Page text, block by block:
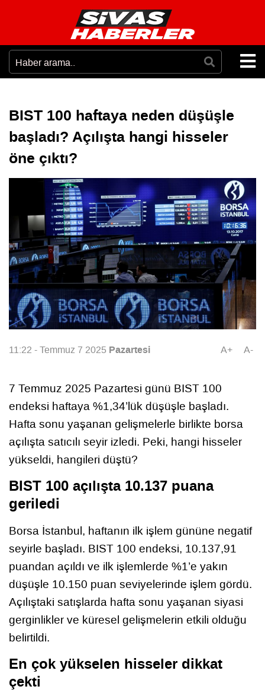
BIST 100 haftaya neden düşüşle
başladı? Açılışta hangi hisseler
öne çıktı?
11:22 - Temmuz 7 2025 Pazartesi A+ A-
7 Temmuz 2025 Pazartesi günü BIST 100
endeksi haftaya %1,34’lük düşüşle başladı.
Hafta sonu yaşanan gelişmelerle birlikte borsa
açılışta satıcılı seyir izledi. Peki, hangi hisseler
yükseldi, hangileri düştü?
BIST 100 açılışta 10.137 puana
geriledi
Borsa İstanbul, haftanın ilk işlem gününe negatif
seyirle başladı. BIST 100 endeksi, 10.137,91
puandan açıldı ve ilk işlemlerde %1’e yakın
düşüşle 10.150 puan seviyelerinde işlem gördü.
Açılıştaki satışlarda hafta sonu yaşanan siyasi
gerginlikler ve küresel gelişmelerin etkili olduğu
belirtildi.
En çok yükselen hisseler dikkat
çekti